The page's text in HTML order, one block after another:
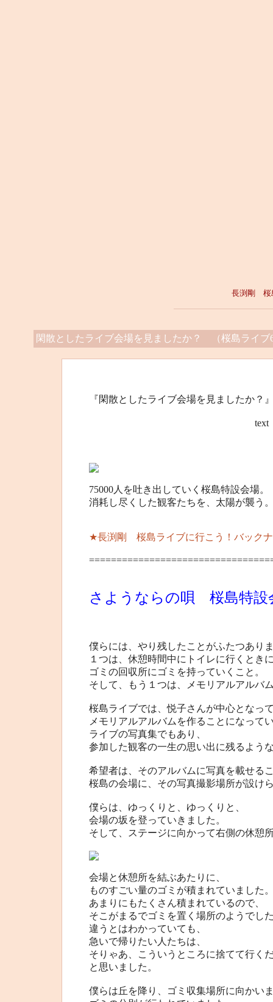
長渕剛 桜
閑散としたライブ会場を見ましたか？ （桜島ライブ
『閑散としたライブ会場を見ましたか？
text 桜島”オー
75000人を吐き出していく桜島特設会場。
消耗し尽くした観客たちを、太陽が襲う
★長渕剛 桜島ライブに行こう！バック
さようならの唄 桜島特設
僕らには、やり残したことがふたつあり
１つは、休憩時間中にトイレに行くとき
ゴミの回収所にゴミを持っていくこと。
そして、もう１つは、メモリアルアルバ
桜島ライブでは、悦子さんが中心となっ
メモリアルアルバムを作ることになって
ライブの写真集でもあり、
参加した観客の一生の思い出に残るよう
希望者は、そのアルバムに写真を載せる
桜島の会場に、その写真撮影場所が設け
僕らは、ゆっくりと、ゆっくりと、
会場の坂を登っていきました。
そして、ステージに向かって右側の休憩
会場と休憩所を結ぶあたりに、
ものすごい量のゴミが積まれていました
あまりにもたくさん積まれているので、
そこがまるでゴミを置く場所のようでし
違うとはわかっていても、
急いで帰りたい人たちは、
そりゃあ、こういうところに捨てて行く
と思いました。
僕らは丘を降り、ゴミ収集場所に向かい